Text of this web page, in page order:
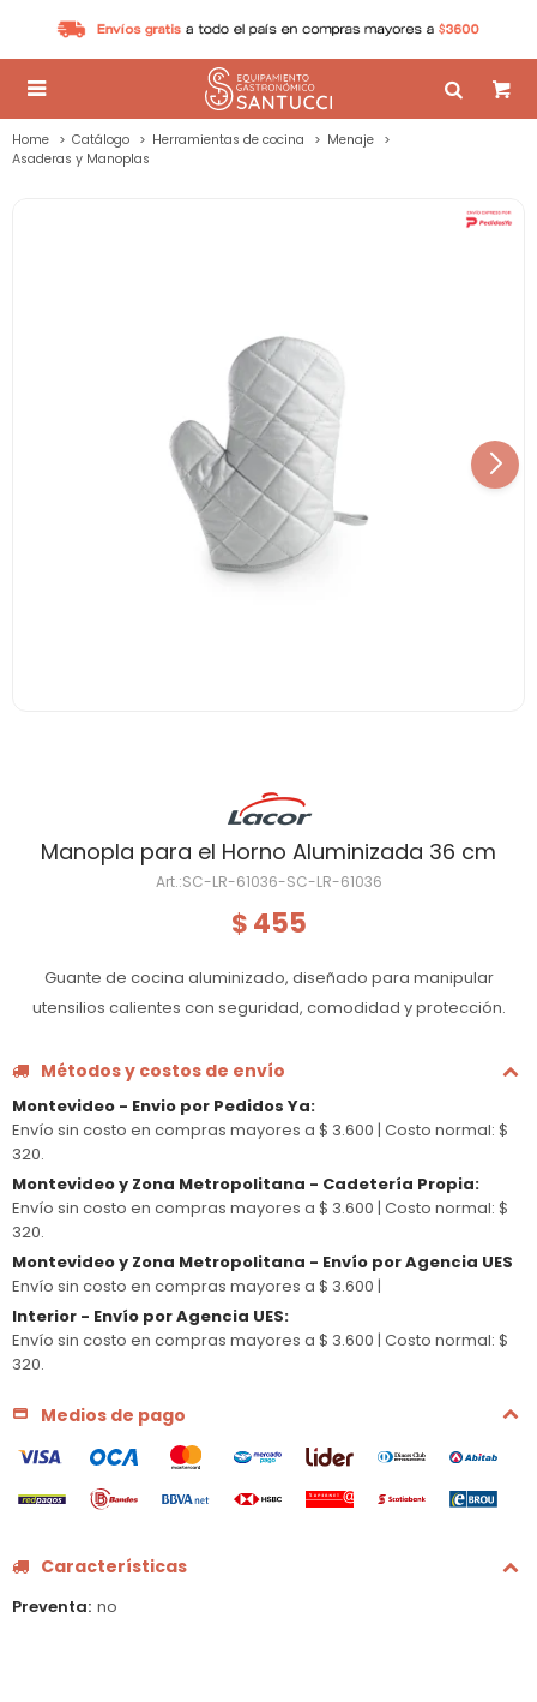

Home Catálogo Herramientas de cocina
Menaje
Asaderas y Manoplas
Manopla para el Horno Aluminizada 36 cm
SC-LR-61036-SC-LR-61036
$ 455
Guante de cocina aluminizado, diseñado para manipular
utensilios calientes con seguridad, comodidad y protección.
Métodos y costos de envío
Montevideo - Envio por Pedidos Ya:
Envío sin costo en compras mayores a $ 3.600 | Costo normal: $
320.
Montevideo y Zona Metropolitana - Cadetería Propia:
Envío sin costo en compras mayores a $ 3.600 | Costo normal: $
320.
Montevideo y Zona Metropolitana - Envío por Agencia UES
Envío sin costo en compras mayores a $ 3.600 |
Interior - Envío por Agencia UES:
Envío sin costo en compras mayores a $ 3.600 | Costo normal: $
320.
Medios de pago
Características
Preventa no